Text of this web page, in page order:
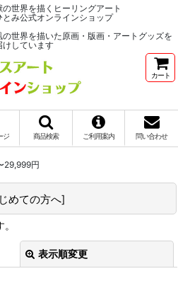
世界を描くヒーリングアート
み公式オンラインショップ
世界を描いた原画・版画・アートグッズを
けしています
カート
ジ 商品検索 ご利用案内 問い合わせ
29,999円
めての方へ]
表示順変更